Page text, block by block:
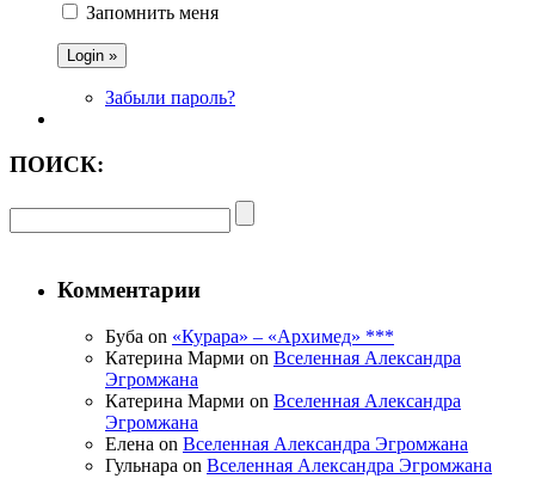
Запомнить меня
Забыли пароль?
ПОИСК:
Комментарии
Буба on «Курара» – «Архимед» ***
Катерина Марми on Вселенная Александра
Эгромжана
Катерина Марми on Вселенная Александра
Эгромжана
Елена on Вселенная Александра Эгромжана
Гульнара on Вселенная Александра Эгромжана